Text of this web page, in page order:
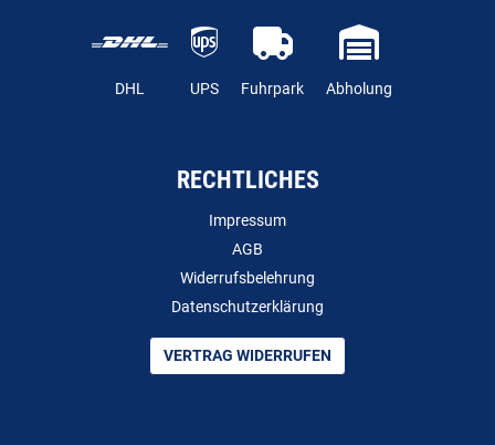
DHL UPS Fuhrpark Abholung
RECHTLICHES
Impressum
AGB
Widerrufsbelehrung
Datenschutzerklärung
VERTRAG WIDERRUFEN